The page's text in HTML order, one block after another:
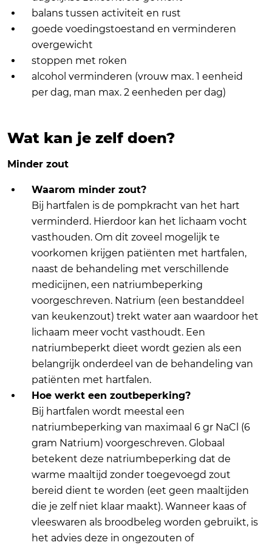
balans tussen activiteit en rust
goede voedingstoestand en verminderen
overgewicht
stoppen met roken
alcohol verminderen (vrouw max. 1 eenheid
per dag, man max. 2 eenheden per dag)
Wat kan je zelf doen?
Minder zout
Waarom minder zout?
Bij hartfalen is de pompkracht van het hart
verminderd. Hierdoor kan het lichaam vocht
vasthouden. Om dit zoveel mogelijk te
voorkomen krijgen patiënten met hartfalen,
naast de behandeling met verschillende
medicijnen, een natriumbeperking
voorgeschreven. Natrium (een bestanddeel
van keukenzout) trekt water aan waardoor het
lichaam meer vocht vasthoudt. Een
natriumbeperkt dieet wordt gezien als een
belangrijk onderdeel van de behandeling van
patiënten met hartfalen.
Hoe werkt een zoutbeperking?
Bij hartfalen wordt meestal een
natriumbeperking van maximaal 6 gr NaCl (6
gram Natrium) voorgeschreven. Globaal
betekent deze natriumbeperking dat de
warme maaltijd zonder toegevoegd zout
bereid dient te worden (eet geen maaltijden
die je zelf niet klaar maakt). Wanneer kaas of
vleeswaren als broodbeleg worden gebruikt, is
het advies deze in ongezouten of